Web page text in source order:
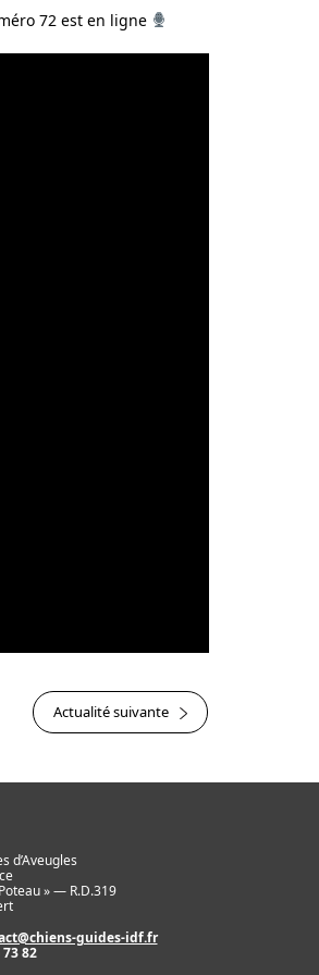
72 est en ligne
Actualité suivante
d’Aveugles
» — R.D.319
guides-idf.fr
82